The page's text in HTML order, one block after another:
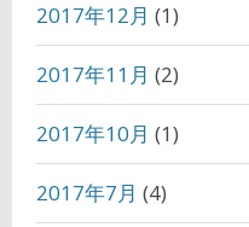
2017年12月 (1)
2017年11月 (2)
2017年10月 (1)
2017年7月 (4)